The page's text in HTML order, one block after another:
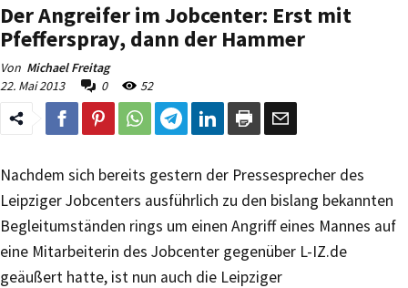
Der Angreifer im Jobcenter: Erst mit
Pfefferspray, dann der Hammer
Von Michael Freitag
22. Mai 2013
0 52
Nachdem sich bereits gestern der Pressesprecher des
Leipziger Jobcenters ausführlich zu den bislang bekannten
Begleitumständen rings um einen Angriff eines Mannes auf
eine Mitarbeiterin des Jobcenter gegenüber L-IZ.de
geäußert hatte, ist nun auch die Leipziger